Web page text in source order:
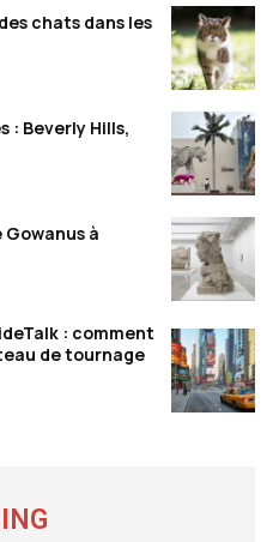
chats dans les
: Beverly Hills,
Gowanus à
: comment
de tournage